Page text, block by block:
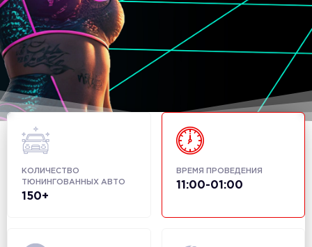
КОЛИЧЕСТВО
ТЮНИНГОВАННЫХ АВТО
150+
ВРЕМЯ ПРОВЕДЕНИЯ
11:00-01:00